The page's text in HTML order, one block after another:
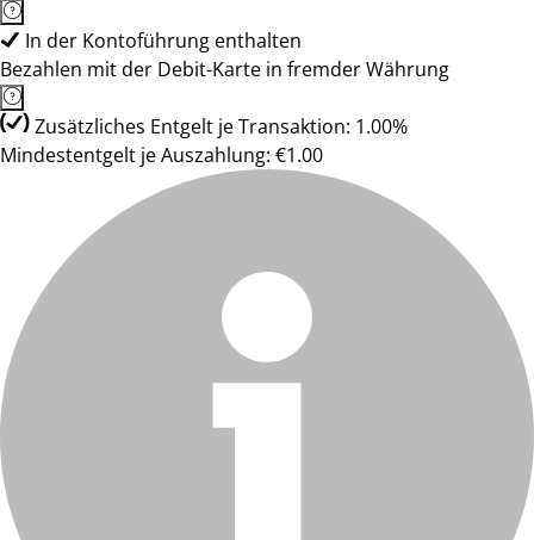
In der Kontoführung enthalten
Bezahlen mit der Debit-Karte in fremder Währung
Zusätzliches Entgelt je Transaktion: 1.00%
Mindestentgelt je Auszahlung: €1.00